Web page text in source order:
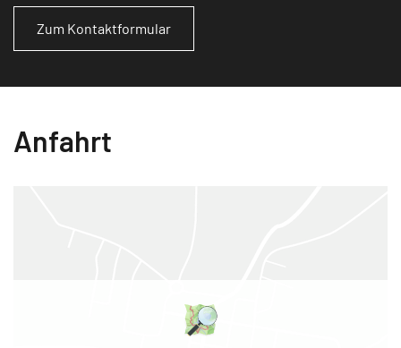
Zum Kontaktformular
Anfahrt